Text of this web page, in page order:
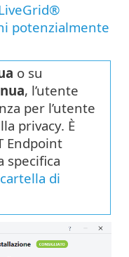
potenzialmente
o su
, l’utente
per l’utente
privacy. È
Endpoint
specifica
di